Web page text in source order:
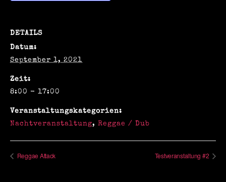
DETAILS
Datum:
September 1, 2021
Zeit:
8:00 - 17:00
Veranstaltungskategorien:
Nachtveranstaltung, Reggae / Dub
Reggae Attack Testveranstaltung #2